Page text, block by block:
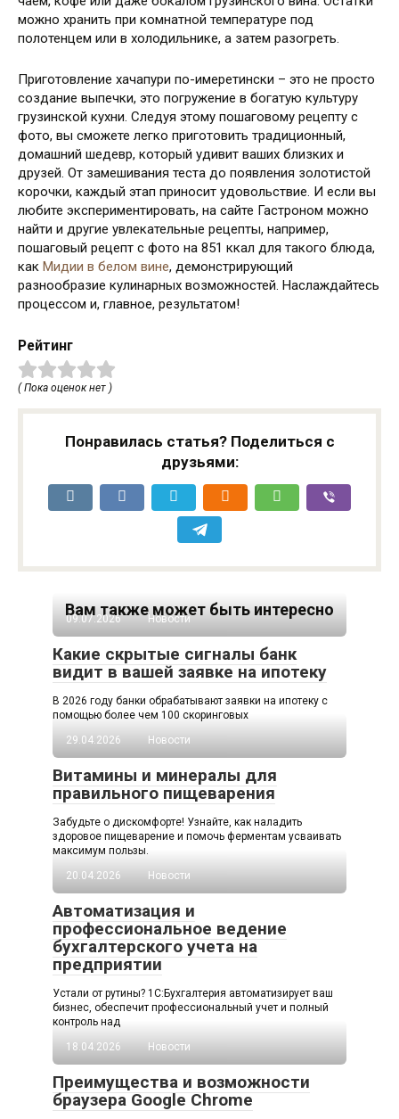
можно хранить при комнатной температуре под
полотенцем или в холодильнике, а затем разогреть.
Приготовление хачапури по-имеретински – это не просто
создание выпечки, это погружение в богатую культуру
грузинской кухни. Следуя этому пошаговому рецепту с
фото, вы сможете легко приготовить традиционный,
домашний шедевр, который удивит ваших близких и
друзей. От замешивания теста до появления золотистой
корочки, каждый этап приносит удовольствие. И если вы
любите экспериментировать, на сайте Гастроном можно
найти и другие увлекательные рецепты, например,
пошаговый рецепт с фото на 851 ккал для такого блюда,
как Мидии в белом вине, демонстрирующий
разнообразие кулинарных возможностей. Наслаждайтесь
процессом и, главное, результатом!
Рейтинг
( Пока оценок нет )
Понравилась статья? Поделиться с
друзьями:
Вам также может быть интересно
09.07.2026 Новости
Какие скрытые сигналы банк
видит в вашей заявке на ипотеку
В 2026 году банки обрабатывают заявки на ипотеку с
помощью более чем 100 скоринговых
29.04.2026
Новости
Витамины и минералы для
правильного пищеварения
Забудьте о дискомфорте! Узнайте, как наладить
здоровое пищеварение и помочь ферментам усваивать
максимум пользы.
20.04.2026
Новости
Автоматизация и
профессиональное ведение
бухгалтерского учета на
предприятии
Устали от рутины? 1C:Бухгалтерия автоматизирует ваш
бизнес, обеспечит профессиональный учет и полный
контроль над
18.04.2026
Новости
Преимущества и возможности
браузера Google Chrome